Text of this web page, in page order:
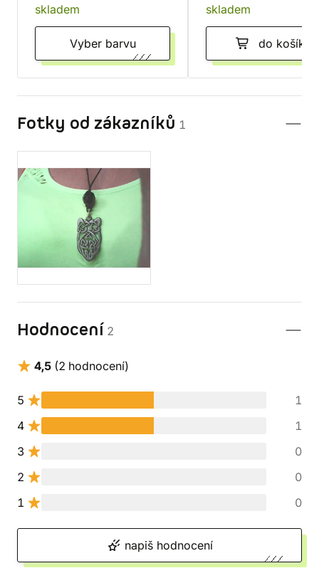
skladem
Vyber barvu
skladem
do košíku
Fotky od zákazníků 1
Hodnocení 2
4,5 (2 hodnocení)
5
1
4
1
3
0
2
0
1
0
napiš hodnocení